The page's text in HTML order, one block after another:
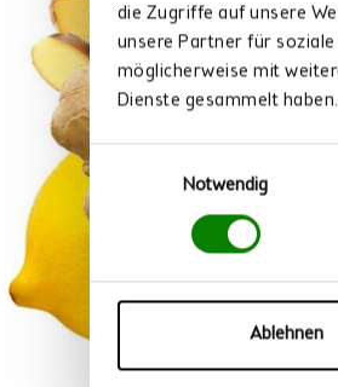
die Zugriffe auf unsere
unsere Partner für
möglicherweise mit
Dienste gesammelt haben.
Einwilligungsauswahl
Notwendig
Ablehnen